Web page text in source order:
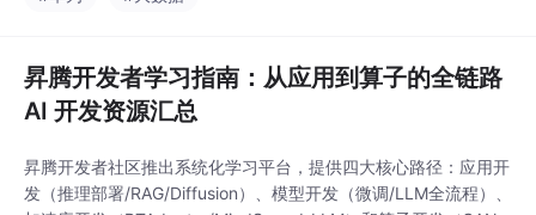
其设
昇腾开发者学习指南：从应用到算子的全链路
AI 开发资源汇总
昇腾开发者社区推出系统化学习平台，提供四大核心路径：应用开
发（推理部署/RAG/Diffusion）、模型开发（微调/LLM全流程）、